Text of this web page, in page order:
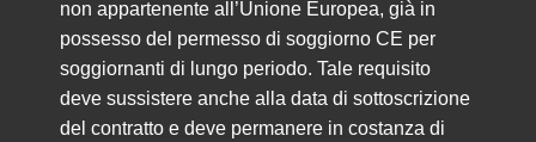
non appartenente all’Unione Europea, già in
possesso del permesso di soggiorno CE per
soggiornanti di lungo periodo. Tale requisito
deve sussistere anche alla data di sottoscrizione
del contratto e deve permanere in costanza di